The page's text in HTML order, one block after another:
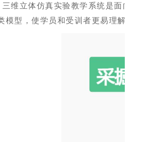
维立体仿真实验教学系统是面向
模型，使学员和受训者更易理解和